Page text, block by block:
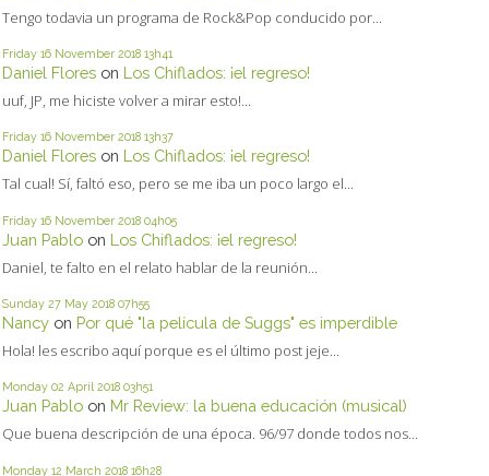
Tengo todavia un programa de Rock&Pop conducido por...
Friday 16 November 2018 13h41
Daniel Flores on Los Chiflados: ¡el regreso!
uuf, JP, me hiciste volver a mirar esto!...
Friday 16 November 2018 13h37
Daniel Flores on Los Chiflados: ¡el regreso!
Tal cual! Sí, faltó eso, pero se me iba un poco largo el...
Friday 16 November 2018 04h05
Juan Pablo on Los Chiflados: ¡el regreso!
Daniel, te falto en el relato hablar de la reunión...
Sunday 27 May 2018 07h55
Nancy on Por qué "la película de Suggs" es imperdible
Hola! les escribo aquí porque es el último post jeje...
Monday 02 April 2018 03h51
Juan Pablo on Mr Review: la buena educación (musical)
Que buena descripción de una época. 96/97 donde todos nos...
Monday 12 March 2018 16h28